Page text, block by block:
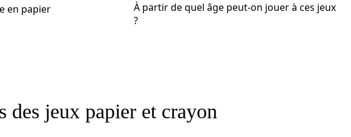
en papier
À partir de quel âge peut-on jouer à ces jeux
?
des jeux papier et crayon